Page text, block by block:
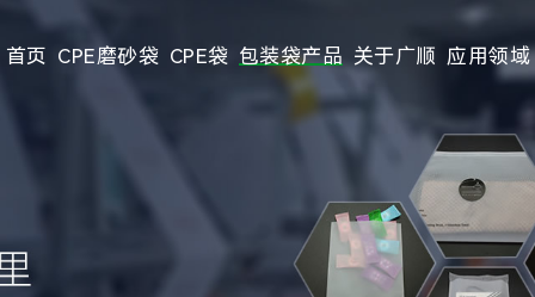
首页 CPE磨砂袋 CPE袋 包装袋产品 关于广顺 应用领域